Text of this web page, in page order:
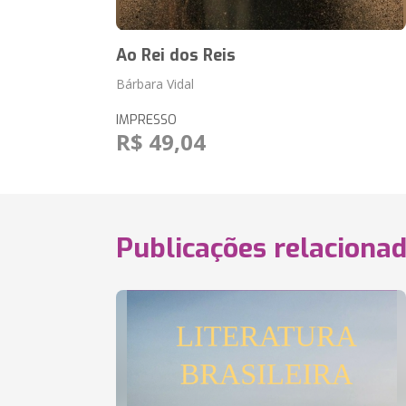
Ao Rei dos Reis
Bárbara Vidal
IMPRESSO
R$ 49,04
Publicações